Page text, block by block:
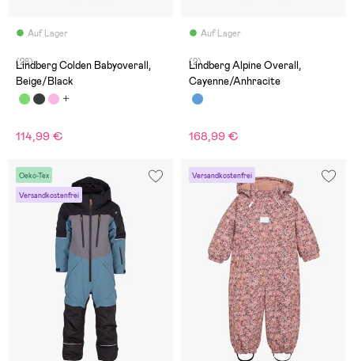
Auf Lager
(28)
Lindberg Colden Babyoverall,
Beige/Black
114,99 €
Auf Lager
(2)
Lindberg Alpine Overall,
Cayenne/Anhracite
168,99 €
Oeko-Tex
Versandkostenfrei
Versandkostenfrei